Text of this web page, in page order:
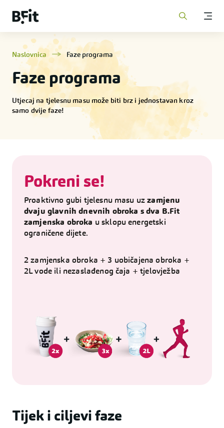
Naslovnica Faze programa
Faze programa
Utjecaj na tjelesnu masu može biti brz i jednostavan kroz
samo dvije faze!
Pokreni se!
Proaktivno gubi tjelesnu masu uzzamjenu
dvaju glavnih dnevnih obroka s dva B.Fit
zamjenska obroka u sklopu energetski
ograničene dijete.
2 zamjenska obroka + 3 uobičajena obroka +
2L vode ili nezaslađenog čaja + tjelovježba
Tijek i ciljevi faze